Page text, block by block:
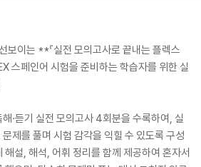
보이는 **『실전 모의고사로 끝내는 플렉스
스페인어 시험을 준비하는 학습자를 위한 실
·듣기 실전 모의고사 4회분을 수록하여, 실
제를 풀며 시험 감각을 익힐 수 있도록 구성
해설, 해석, 어휘 정리를 함께 제공하여 혼자서